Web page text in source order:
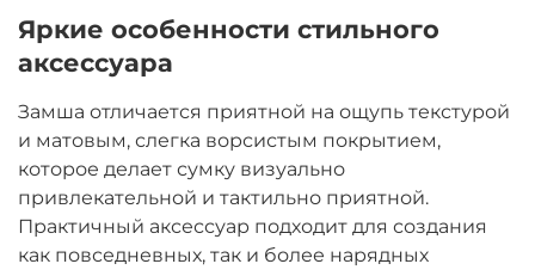
Яркие особенности стильного
аксессуара
Замша отличается приятной на ощупь текстурой
и матовым, слегка ворсистым покрытием,
которое делает сумку визуально
привлекательной и тактильно приятной.
Практичный аксессуар подходит для создания
как повседневных, так и более нарядных